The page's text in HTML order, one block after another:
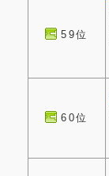
59位
60位